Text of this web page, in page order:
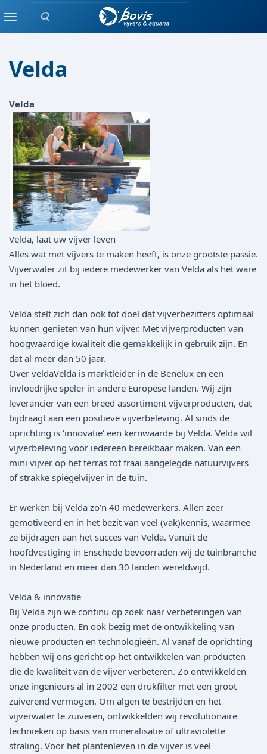
Zoeken
MenuMerken
Velda
Velda
Velda, laat uw vijver leven
Alles wat met vijvers te maken heeft, is onze grootste passie.
Vijverwater zit bij iedere medewerker van Velda als het ware
in het bloed.
Velda stelt zich dan ook tot doel dat vijverbezitters optimaal
kunnen genieten van hun vijver. Met vijverproducten van
hoogwaardige kwaliteit die gemakkelijk in gebruik zijn. En
dat al meer dan 50 jaar.
Over veldaVelda is marktleider in de Benelux en een
invloedrijke speler in andere Europese landen. Wij zijn
leverancier van een breed assortiment vijverproducten, dat
bijdraagt aan een positieve vijverbeleving. Al sinds de
oprichting is ‘innovatie‘ een kernwaarde bij Velda. Velda wil
vijverbeleving voor iedereen bereikbaar maken. Van een
mini vijver op het terras tot fraai aangelegde natuurvijvers
of strakke spiegelvijver in de tuin.
Er werken bij Velda zo’n 40 medewerkers. Allen zeer
gemotiveerd en in het bezit van veel (vak)kennis, waarmee
ze bijdragen aan het succes van Velda. Vanuit de
hoofdvestiging in Enschede bevoorraden wij de tuinbranche
in Nederland en meer dan 30 landen wereldwijd.
Velda & innovatie
Bij Velda zijn we continu op zoek naar verbeteringen van
onze producten. En ook bezig met de ontwikkeling van
nieuwe producten en technologieën. Al vanaf de oprichting
hebben wij ons gericht op het ontwikkelen van producten
die de kwaliteit van de vijver verbeteren. Zo ontwikkelden
onze ingenieurs al in 2002 een drukfilter met een groot
zuiverend vermogen. Om algen te bestrijden en het
vijverwater te zuiveren, ontwikkelden wij revolutionaire
technieken op basis van mineralisatie of ultraviolette
straling. Voor het plantenleven in de vijver is veel